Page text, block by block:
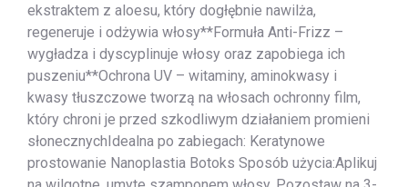
ekstraktem z aloesu, który dogłębnie nawilża,
regeneruje i odżywia włosy**Formuła Anti-Frizz –
wygładza i dyscyplinuje włosy oraz zapobiega ich
puszeniu**Ochrona UV – witaminy, aminokwasy i
kwasy tłuszczowe tworzą na włosach ochronny film,
który chroni je przed szkodliwym działaniem promieni
słonecznychIdealna po zabiegach: Keratynowe
prostowanie Nanoplastia Botoks Sposób użycia:Aplikuj